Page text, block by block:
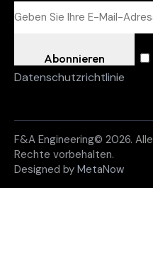
Abonnieren
Datenschutzrichtlinie
F&A Engineering© 2026. Alle
Rechte vorbehalten.
Designed by MetaNow